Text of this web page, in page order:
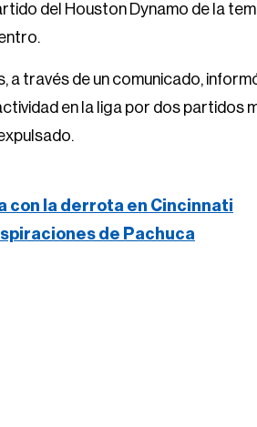
del Houston Dynamo de la
a través de un comunicado,
en la liga por dos partidos
con la derrota en Cincinnati
de Pachuca